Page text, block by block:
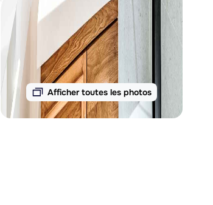
Afficher toutes les photos